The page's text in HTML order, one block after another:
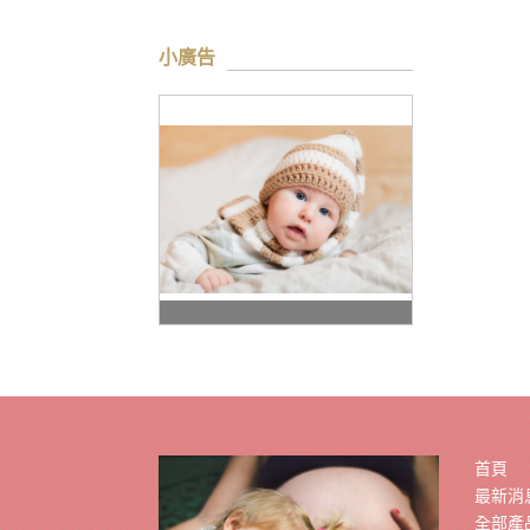
小廣告
首頁
最新消
全部產